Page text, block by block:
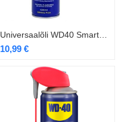
10,99 €